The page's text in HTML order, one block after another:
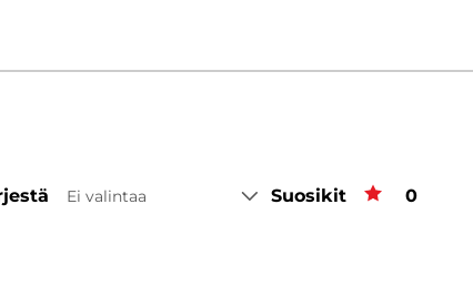
Ei valintaa Suosikit 0